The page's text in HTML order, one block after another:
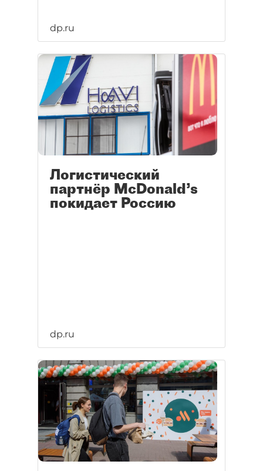
dp.ru
Логистический
партнёр McDonald’s
покидает Россию
dp.ru